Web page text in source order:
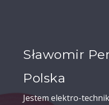
Sławomir
Polska
Jestem elektro-